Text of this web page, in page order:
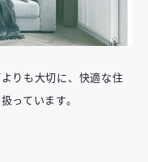
りも大切に、快適な住
っています。